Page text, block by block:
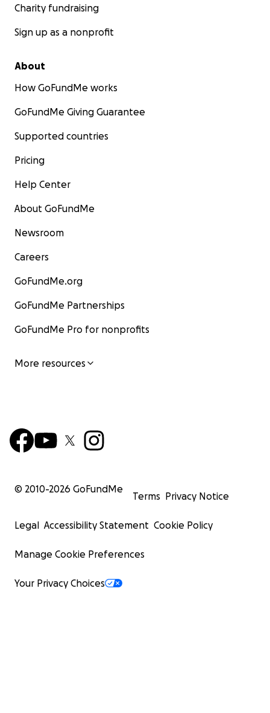
Charity fundraising
Sign up as a nonprofit
About
How GoFundMe works
GoFundMe Giving Guarantee
Supported countries
Pricing
Help Center
About GoFundMe
Newsroom
Careers
GoFundMe.org
GoFundMe Partnerships
GoFundMe Pro for nonprofits
More resources
© 2010-2026 GoFundMe
Terms Privacy Notice
Legal Accessibility Statement Cookie Policy
Manage Cookie Preferences
Your Privacy Choices